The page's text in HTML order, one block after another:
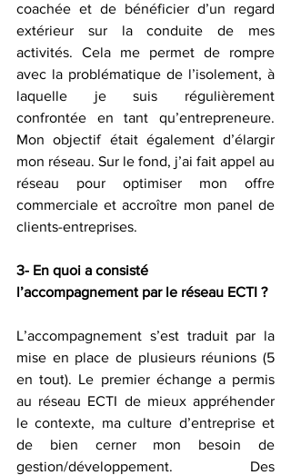
coachée et de bénéficier d’un regard
extérieur sur la conduite de mes
activités. Cela me permet de rompre
avec la problématique de l’isolement, à
laquelle je suis régulièrement
confrontée en tant qu’entrepreneure.
Mon objectif était également d’élargir
mon réseau. Sur le fond, j’ai fait appel au
réseau pour optimiser mon offre
commerciale et accroître mon panel de
clients-entreprises.
3- En quoi a consisté
l’accompagnement par le réseau ECTI ?
L’accompagnement s’est traduit par la
mise en place de plusieurs réunions (5
en tout). Le premier échange a permis
au réseau ECTI de mieux appréhender
le contexte, ma culture d’entreprise et
de bien cerner mon besoin de
gestion/développement. Des